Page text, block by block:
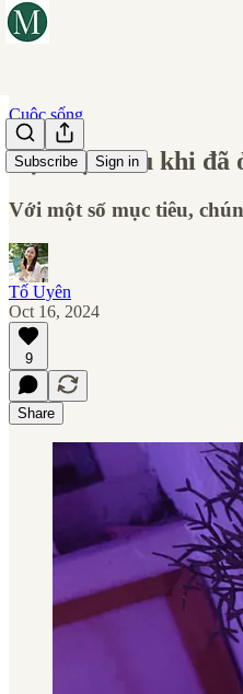
Subscribe Sign in
Cuộc sống
Đặt mục tiêu khi đã
Với một số mục tiêu,
Tố Uyên
Oct 16, 2024
9
Share